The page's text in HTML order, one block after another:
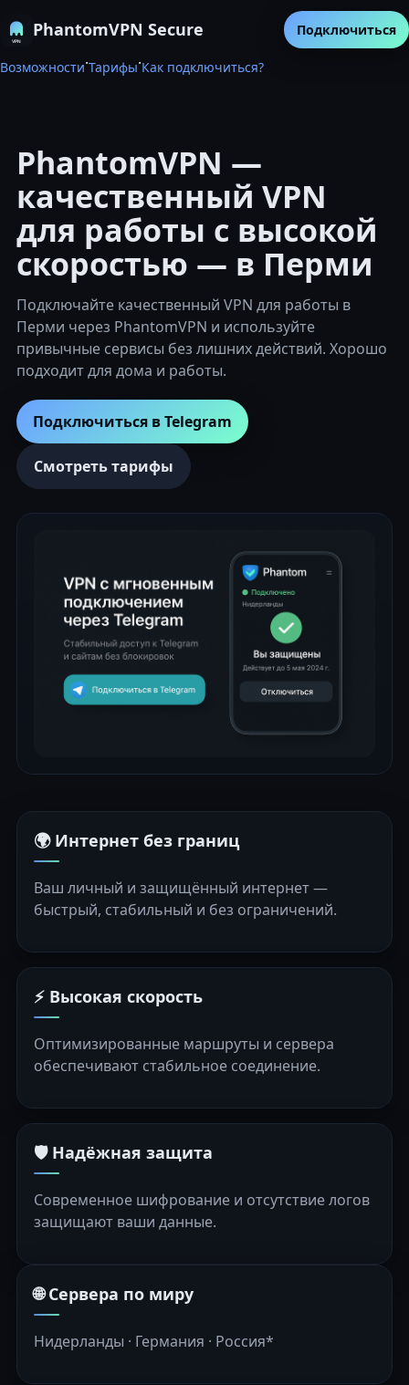
PhantomVPN Secure
Возможности·Тарифы·Как подключиться?
Подключиться
PhantomVPN —
качественный VPN
для работы с высокой
скоростью — в Перми
Подключайте качественный VPN для работы в
Перми через PhantomVPN и используйте
привычные сервисы без лишних действий. Хорошо
подходит для дома и работы.
Подключиться в Telegram
Смотреть тарифы
🌍 Интернет без границ
Ваш личный и защищённый интернет —
быстрый, стабильный и без ограничений.
⚡ Высокая скорость
Оптимизированные маршруты и сервера
обеспечивают стабильное соединение.
🛡️ Надёжная защита
Современное шифрование и отсутствие логов
защищают ваши данные.
🌐 Сервера по миру
Нидерланды · Германия · Россия*